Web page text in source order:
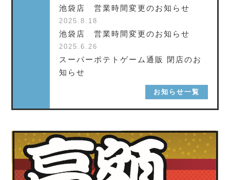
池袋店 営業時間変更のお知らせ
2025.8.18
池袋店 営業時間変更のお知らせ
2025.6.26
スーパーポテトゲーム通販 閉店のお
知らせ
お知らせ一覧